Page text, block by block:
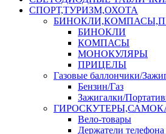
СПОРТ,ТУРИЗМ,ОХОТА
БИНОКЛИ
КОМПАСЫ
МОНОКУЛЯРЫ
ПРИЦЕЛЫ
Газовые баллончики/
Бензин/Газ
Зажигалки/
Вело-товары
Держатели